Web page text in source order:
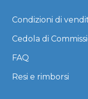
Condizioni di
Cedola di
FAQ
Resi e rimborsi